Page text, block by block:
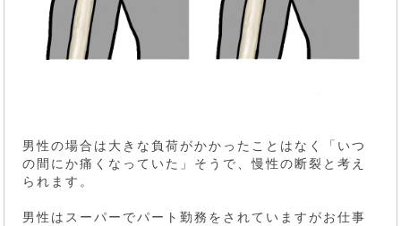
男性の場合は大きな負荷がかかったことはなく「いつ
の間にか痛くなっていた」そうで、慢性の断裂と考え
られます。
男性はスーパーでパート勤務をされていますがお仕事